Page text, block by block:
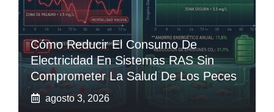
Cómo Reducir El Consumo De
Electricidad En Sistemas RAS Sin
Comprometer La Salud De Los Peces
agosto 3, 2026